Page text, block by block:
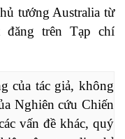
tướng Australia từ
đăng trên Tạp chí
của tác giả, không
Nghiên cứu Chiến
vấn đề khác, quý